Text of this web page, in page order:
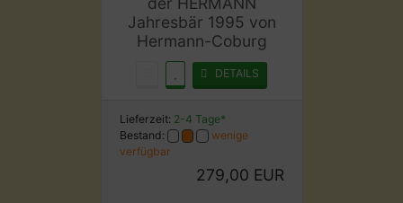
Jahresbär 1995 von
Hermann-Coburg
DETAILS
Lieferzeit: 2-4 Tage*
Bestand:
wenige
verfügbar
279,00 EUR